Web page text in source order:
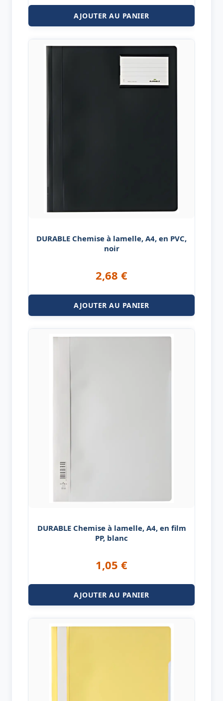
AJOUTER AU PANIER
DURABLE Chemise à lamelle, A4, en PVC,
noir
2,68 €
AJOUTER AU PANIER
DURABLE Chemise à lamelle, A4, en film
PP, blanc
1,05 €
AJOUTER AU PANIER